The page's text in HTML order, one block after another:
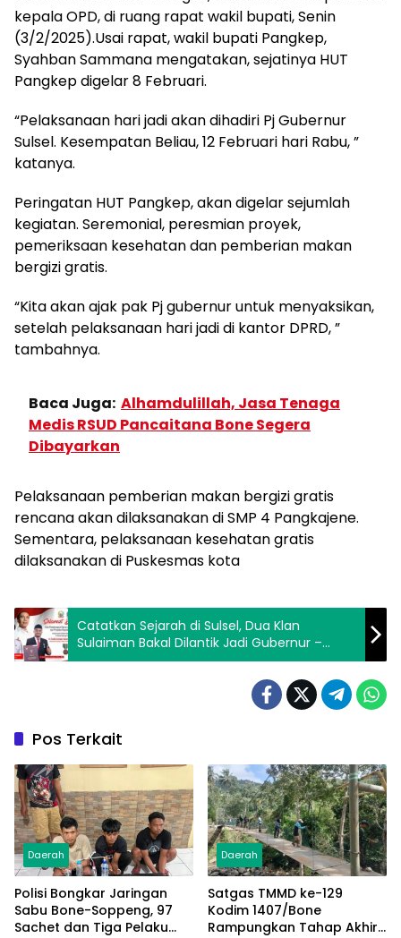
kepala OPD, di ruang rapat wakil bupati, Senin
(3/2/2025).Usai rapat, wakil bupati Pangkep,
Syahban Sammana mengatakan, sejatinya HUT
Pangkep digelar 8 Februari.
“Pelaksanaan hari jadi akan dihadiri Pj Gubernur
Sulsel. Kesempatan Beliau, 12 Februari hari Rabu, ”
katanya.
Peringatan HUT Pangkep, akan digelar sejumlah
kegiatan. Seremonial, peresmian proyek,
pemeriksaan kesehatan dan pemberian makan
bergizi gratis.
“Kita akan ajak pak Pj gubernur untuk menyaksikan,
setelah pelaksanaan hari jadi di kantor DPRD, ”
tambahnya.
Baca Juga: Alhamdulillah, Jasa Tenaga
Medis RSUD Pancaitana Bone Segera
Dibayarkan
Pelaksanaan pemberian makan bergizi gratis
rencana akan dilaksanakan di SMP 4 Pangkajene.
Sementara, pelaksanaan kesehatan gratis
dilaksanakan di Puskesmas kota
Catatkan Sejarah di Sulsel, Dua Klan
Sulaiman Bakal Dilantik Jadi Gubernur –
Bupati oleh Presiden Prabowo
Pos Terkait
Daerah
Polisi Bongkar Jaringan
Sabu Bone-Soppeng, 97
Sachet dan Tiga Pelaku
Daerah
Satgas TMMD ke-129
Kodim 1407/Bone
Rampungkan Tahap Akhir